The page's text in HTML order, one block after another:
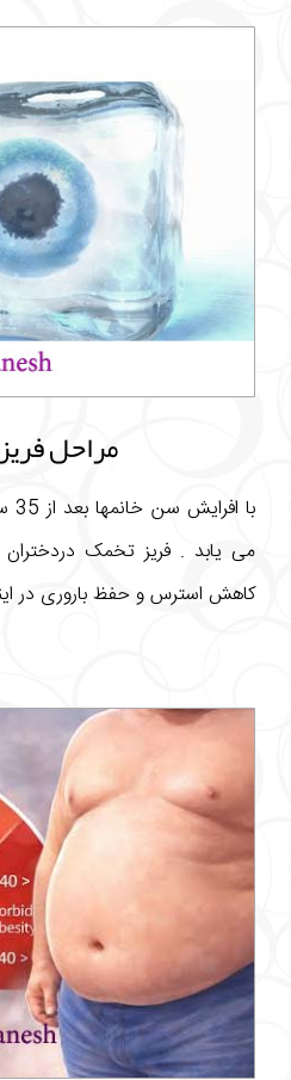
مراحل
می یابد . فریز تخمک
کاهش استرس و حفظ باروری در